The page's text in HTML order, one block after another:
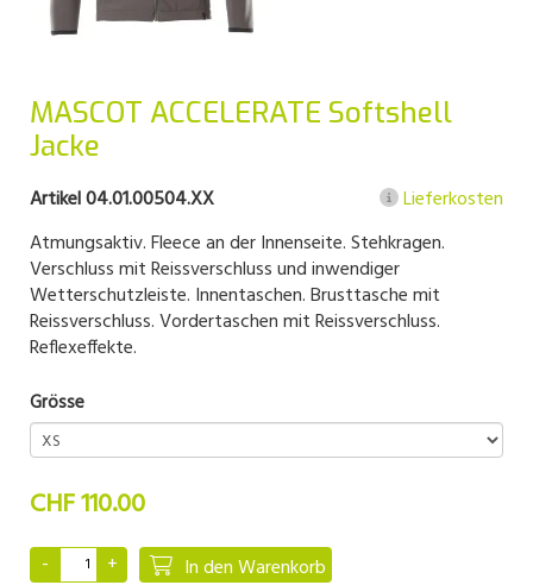
MASCOT ACCELERATE Softshell
Jacke
Artikel 04.01.00504.XX
Lieferkosten
Atmungsaktiv. Fleece an der Innenseite. Stehkragen.
Verschluss mit Reissverschluss und inwendiger
Wetterschutzleiste. Innentaschen. Brusttasche mit
Reissverschluss. Vordertaschen mit Reissverschluss.
Reflexeffekte.
Grösse
CHF 110.00
In den Warenkorb